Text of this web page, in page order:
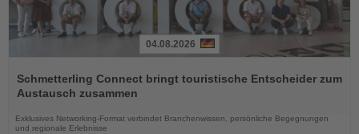
Sie
die
04.08.2026
Schmetterling Connect bringt touristische Entscheider zum
Austausch zusammen
Exklusives Networking-Format verbindet Branchenwissen, persönliche Begegnungen
und regionale Erlebnisse